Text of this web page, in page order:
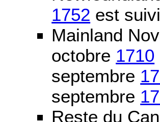
1752 est
Mainland
octobre 1710
septembre
septembre
Reste du